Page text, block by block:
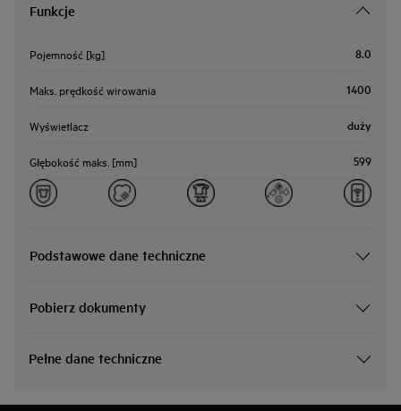
Funkcje
Pojemność [kg] 8.0
Maks. prędkość wirowania 1400
Wyświetlacz duży
Głębokość maks. [mm] 599
Podstawowe dane techniczne
Pobierz dokumenty
Pełne dane techniczne